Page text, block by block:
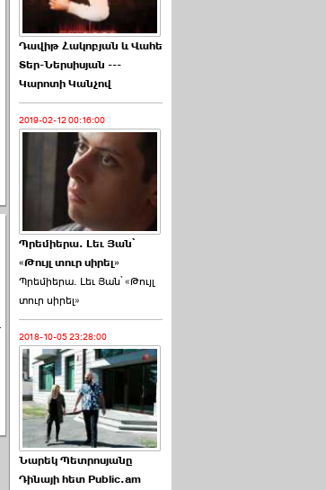
Դավիթ Հակոբյան և Վահե
Տեր-Ներսիսյան ---
Կարոտի Կանչով
2019-02-12 00:16:00
Պրեմիերա. Լեւ Յան՝
«Թույլ տուր սիրել»
Պրեմիերա. Լեւ Յան՝ «Թույլ
տուր սիրել»
2018-10-05 23:28:00
Նարեկ Պետրոսյանը
Դինայի հետ Public.am